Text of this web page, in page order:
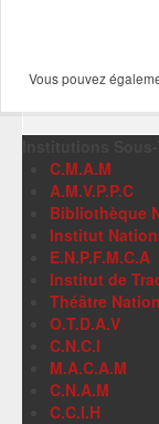
Vous pouvez
C.M.A.M
A.M.V.P.P.C
Bibliothèque
Institut
E.N.P.F.M.C.A
Institut de
Théâtre
O.T.D.A.V
C.N.C.I
M.A.C.A.M
C.N.A.M
C.C.I.H